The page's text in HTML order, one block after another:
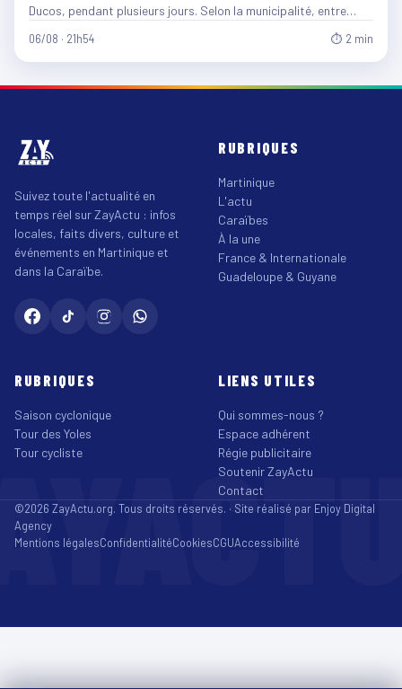
Ducos, pendant plusieurs jours. Selon la municipalité, entre…
06/08 · 21h54 ⏱ 2 min
Suivez toute l'actualité en
temps réel sur ZayActu : infos
locales, faits divers, culture et
événements en Martinique et
dans la Caraïbe.
RUBRIQUES
Martinique
L'actu
Caraïbes
À la une
France & Internationale
Guadeloupe & Guyane
RUBRIQUES
Saison cyclonique
Tour des Yoles
Tour cycliste
LIENS UTILES
Qui sommes-nous ?
Espace adhérent
Régie publicitaire
Soutenir ZayActu
Contact
©2026 ZayActu.org. Tous droits réservés. · Site réalisé par Enjoy Digital
Agency
Mentions légalesConfidentialitéCookiesCGUAccessibilité